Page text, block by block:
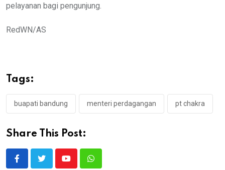
pelayanan bagi pengunjung.
RedWN/AS
Tags:
buapati bandung menteri perdagangan pt chakra
Share This Post:
YoutubeWhatsapp